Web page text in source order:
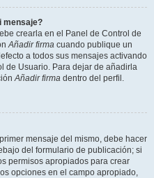
mensaje?
crearla en el Panel de Control de
Añadir firma cuando publique un
a todos sus mensajes activando
de Usuario. Para dejar de añadirla
Añadir firma dentro del perfil.
mensaje del mismo, debe hacer
del formulario de publicación; si
permisos apropiados para crear
opciones en el campo apropiado,